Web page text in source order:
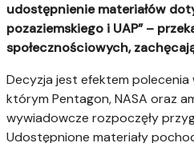
udostępnienie materiałów
pozaziemskiego i UAP” –
społecznościowych,
Decyzja jest efektem
którym Pentagon, NASA oraz
wywiadowcze rozpoczęły
Udostępnione materiały